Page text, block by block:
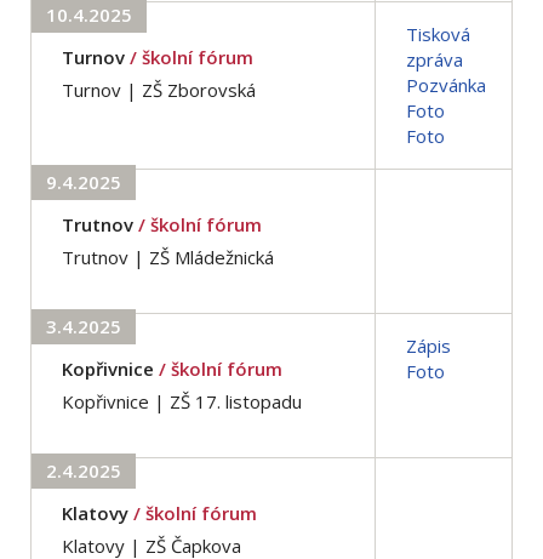
10.4.2025
Turnov / školní fórum
Turnov | ZŠ Zborovská
Tisková
zpráva
Pozvánka
Foto
Foto
9.4.2025
Trutnov / školní fórum
Trutnov | ZŠ Mládežnická
3.4.2025
Kopřivnice / školní fórum
Kopřivnice | ZŠ 17. listopadu
Zápis
Foto
2.4.2025
Klatovy / školní fórum
Klatovy | ZŠ Čapkova